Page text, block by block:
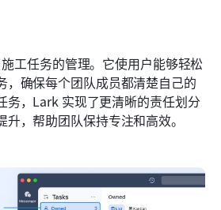
工任务的管理。它使用户能够轻松
，确保每个团队成员都清楚自己的
务，Lark 实现了更清晰的责任划分
，帮助团队保持专注和高效。